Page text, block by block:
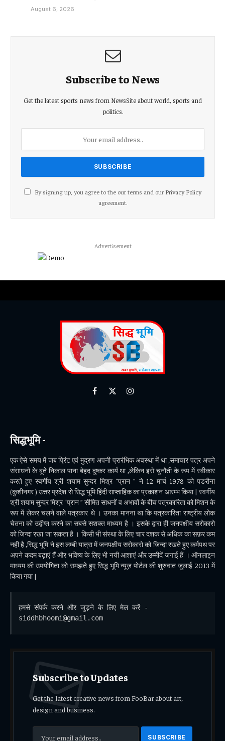
August 6, 2026
Subscribe to News
Get the latest sports news from NewsSite about world, sports and
politics.
By signing up, you agree to the our terms and our Privacy Policy
agreement.
Advertisement
Facebook
X
Instagram
सिद्धभूमि -
एक ऐसे समय में जब प्रिंट एवं मुद्रण अपनी प्रारंभिक अवस्था में था ,समाचार पत्र अपने
संसाधनो के बूते निकाल पाना बेहद दुष्कर कार्य था ,लेकिन इसे चुनौती के रूप में स्वीकार
करते हुए स्वर्गीय श्री शयाम सुन्दर मिश्र “प्रान ” ने 12 मार्च 1978 को पडरौना
(कुशीनगर ) उत्तर प्रदेश से सिद्ध भूमि हिंदी साप्ताहिक का प्रकाशन आरम्भ किया | स्वर्गीय
श्री शयाम सुन्दर मिश्र “प्रान ” सीमित साधनों व अभावों के बीच पत्रकारिता को मिशन के
रूप में लेकर चलने वाले पत्रकार थे । उनका मानना था कि पत्रकारिता राष्ट्रीय लोक
चेतना को उद्वीप्त करने का सबसे सशक्त माध्यम है । इसके द्वारा ही जनपक्षीय सरोकारो
को जिन्दा रखा जा सकता है । किसी भी संस्था के लिए चार दशक से अधिक का सफ़र कम
नही है ,सिद्ध भूमि ने इस लम्बी यात्रा में जनपक्षीय सरोकारो को जिन्दा रखते हुए कर्मपथ पर
अपने कदम बढ़ाएं हैं और भविष्य के लिए भी नयी आशाएं और उम्मीदें जगाई हैं । ऑनलाइन
माध्यम की उपयोगिता को समझते हुए सिद्ध भूमि न्यूज़ पोर्टल की शुरुवात जुलाई 2013 में
किया गया |
हमसे संपर्क करने और जुड़ने के लिए मेल करें -
siddhbhoomi@gmail.com
Subscribe to Updates
Get the latest creative news from FooBar about art,
design and business.